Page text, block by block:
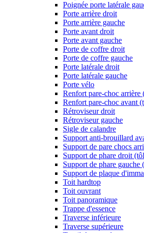
Poignée porte latérale
Porte arrière droit
Porte arrière gauche
Porte avant droit
Porte avant gauche
Porte de coffre droit
Porte de coffre gauche
Porte latérale droit
Porte latérale gauche
Porte vélo
Renfort pare-choc arrière
Renfort pare-choc avant
Rétroviseur droit
Rétroviseur gauche
Sigle de calandre
Support anti-brouillard
Support de pare chocs
Support de phare droit
Support de phare gauche
Support de plaque
Toit hardtop
Toit ouvrant
Toit panoramique
Trappe d'essence
Traverse inférieure
Traverse supérieure